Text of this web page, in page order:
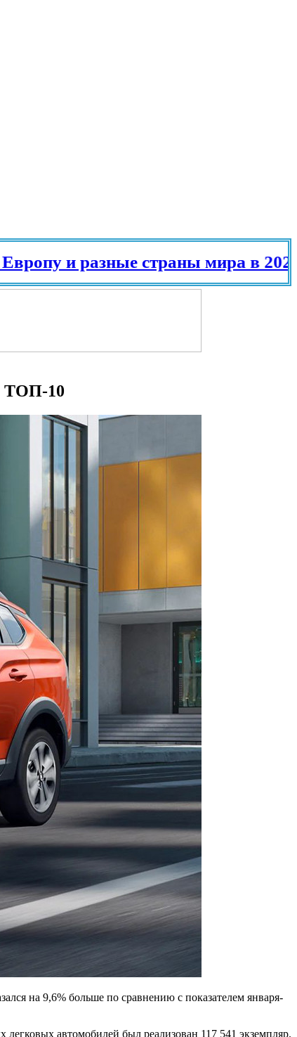
разные страны мира в 2025 году
ТОП-10
на 9,6% больше по сравнению с показателем января-
автомобилей был реализован 117 541 экземпляр.